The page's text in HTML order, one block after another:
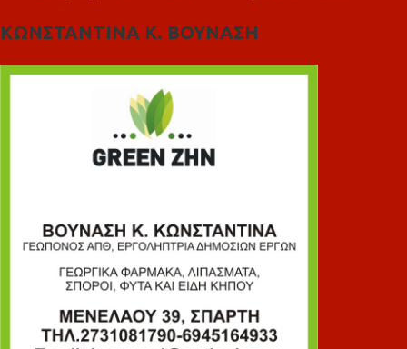
ΚΩΝΣΤΑΝΤΙΝΑ Κ. ΒΟΥΝΑΣΗ